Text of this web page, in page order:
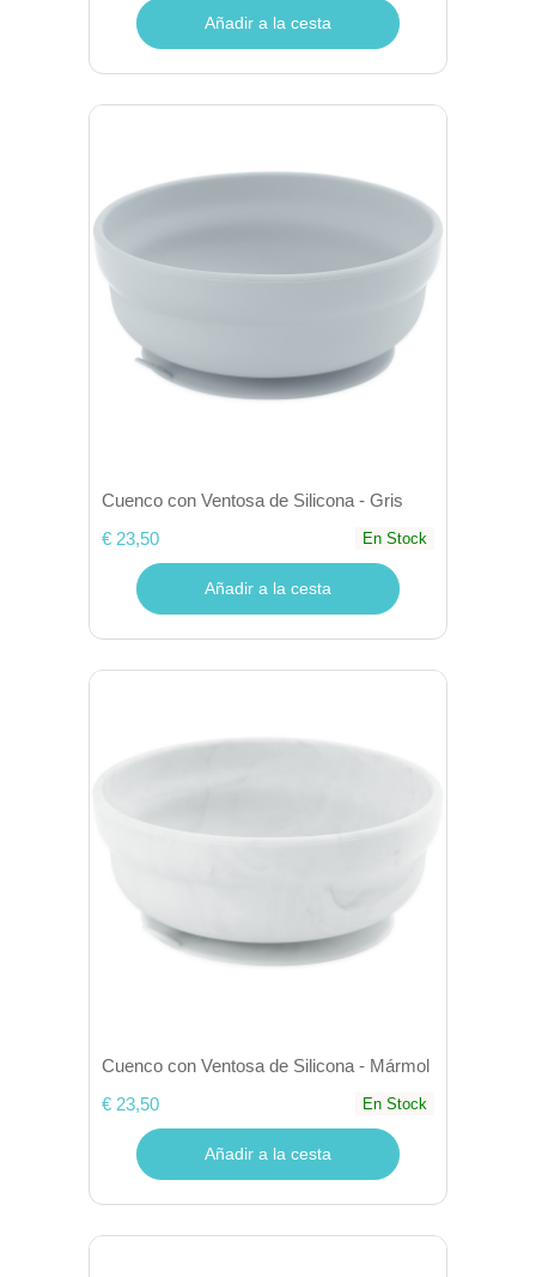
Añadir a la cesta
Cuenco con Ventosa de Silicona - Gris
€ 23,50
En Stock
Añadir a la cesta
Cuenco con Ventosa de Silicona - Mármol
€ 23,50
En Stock
Añadir a la cesta